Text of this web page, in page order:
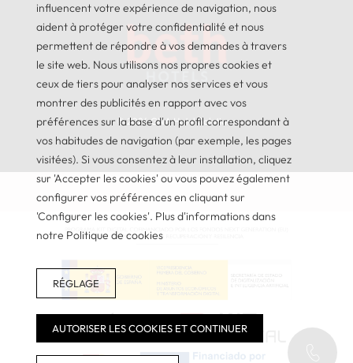
© 2026GNA Hotel Solutions
influencent votre expérience de navigation, nous
aident à protéger votre confidentialité et nous
permettent de répondre à vos demandes à travers
le site web. Nous utilisons nos propres cookies et
ceux de tiers pour analyser nos services et vous
montrer des publicités en rapport avec vos
préférences sur la base d'un profil correspondant à
vos habitudes de navigation (par exemple, les pages
visitées). Si vous consentez à leur installation, cliquez
sur 'Accepter les cookies' ou vous pouvez également
configurer vos préférences en cliquant sur
'Configurer les cookies'. Plus d'informations dans
notre Politique de cookies
RÉGLAGE
AUTORISER LES COOKIES ET CONTINUER